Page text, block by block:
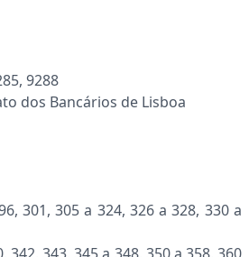
9288
dos Bancários de Lisboa
301, 305 a 324, 326 a 328, 330 a
343, 345 a 348, 350 a 358, 360